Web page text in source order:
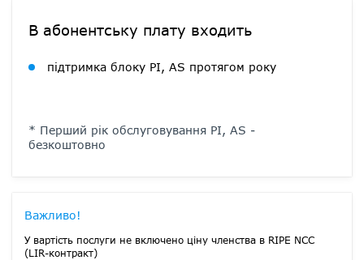
В абонентську плату входить
підтримка блоку PI, AS протягом року
* Перший рік обслуговування PI, AS -
безкоштовно
Важливо!
У вартість послуги не включено ціну членства в RIPE NCC
(LIR-контракт)